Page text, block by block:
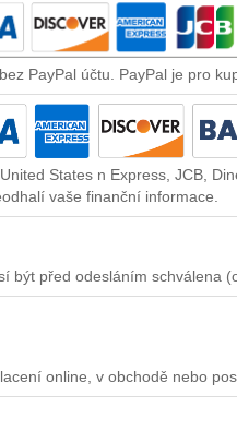
PayPal účtu. PayPal je pro
States n Express, JCB,
vaše finanční informace.
být před odesláním schválena
online, v obchodě nebo